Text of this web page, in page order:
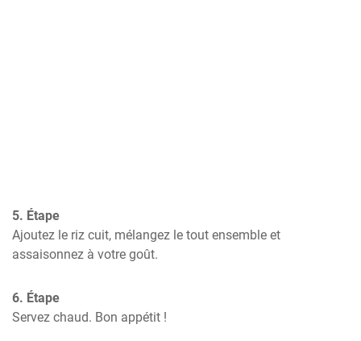
5. Étape
Ajoutez le riz cuit, mélangez le tout ensemble et
assaisonnez à votre goût.
6. Étape
Servez chaud. Bon appétit !